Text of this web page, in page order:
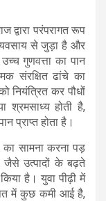
द्वारा परंपरागत रूप
से जुड़ा है और
गुणवत्ता का पान
संरक्षित ढांचे का
नियंत्रित कर पौधों
श्रमसाध्य होती है,
प्राप्त होता है।
का सामना करना पड़
उत्पादों के बढ़ते
है। युवा पीढ़ी में
में कुछ कमी आई है,